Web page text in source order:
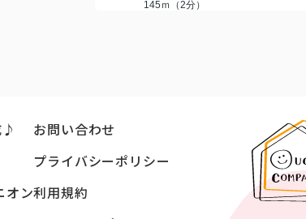
145ｍ（2分）
FRESCO(フレスコ) 帷子ノ
♪
オン
お問い合わせ
プライバシーポリシー
利用規約